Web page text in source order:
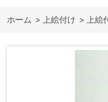
ホーム > 上絵付け > 上絵